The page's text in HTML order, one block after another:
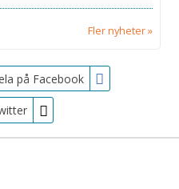
Fler nyheter
på Facebook